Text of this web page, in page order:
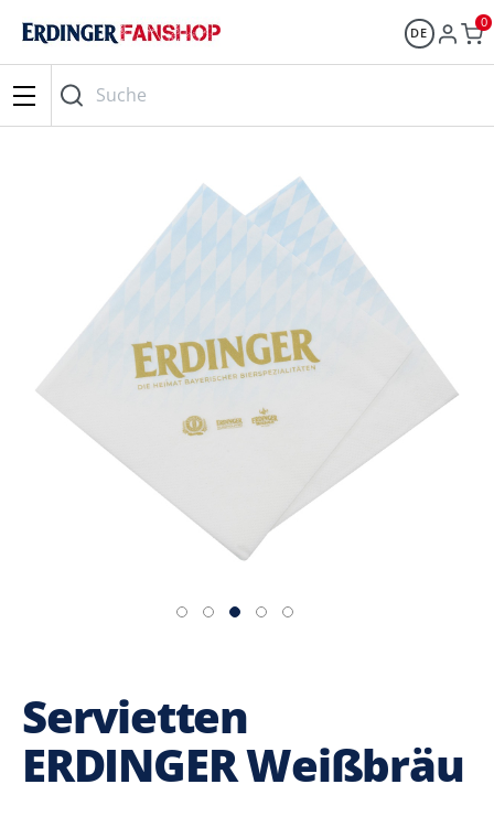
DE
0
Suche
Servietten
ERDINGER Weißbräu